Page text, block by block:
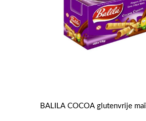
BALILA COCOA glutenvrije